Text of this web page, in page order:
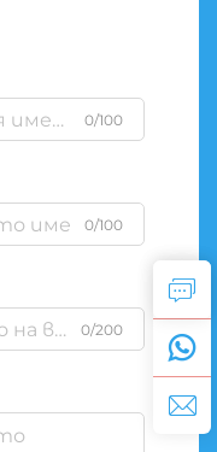
0/100
0/100
0/200